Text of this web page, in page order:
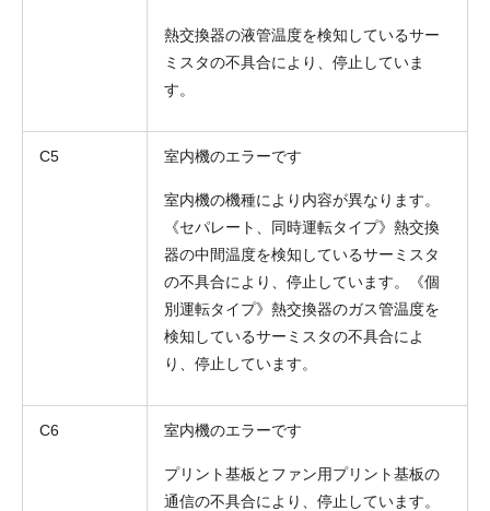
熱交換器の液管温度を検知しているサー
ミスタの不具合により、停止していま
す。
C5 室内機のエラーです
室内機の機種により内容が異なります。
《セパレート、同時運転タイプ》熱交換
器の中間温度を検知しているサーミスタ
の不具合により、停止しています。《個
別運転タイプ》熱交換器のガス管温度を
検知しているサーミスタの不具合によ
り、停止しています。
C6 室内機のエラーです
プリント基板とファン用プリント基板の
通信の不具合により、停止しています。